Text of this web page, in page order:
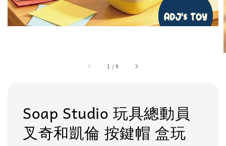
1 /9
Soap Studio 玩具總動員
叉奇和凱倫 按鍵帽 盒玩